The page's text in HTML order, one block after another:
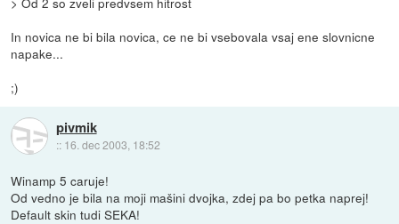
In novica ne bi bila novica, ce ne bi vsebovala vsaj ene slovnicne
napake...
;)
pivmik
:: 16. dec 2003, 18:52
Winamp 5 caruje!
Od vedno je bila na moji mašini dvojka, zdej pa bo petka naprej!
Default skin tudi SEKA!